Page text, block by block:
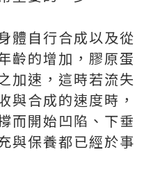
體自行合成以及從
齡的增加，膠原蛋
加速，這時若流失
與合成的速度時，
而開始凹陷、下垂
與保養都已經於事